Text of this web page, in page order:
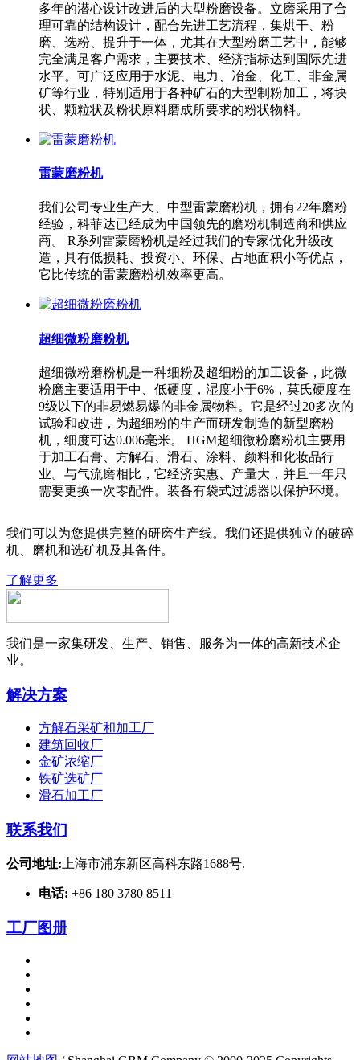
多年的潜心设计改进后的大型粉磨设备。立磨采用了合
理可靠的结构设计，配合先进工艺流程，集烘干、粉
磨、选粉、提升于一体，尤其在大型粉磨工艺中，能够
完全满足客户需求，主要技术、经济指标达到国际先进
水平。可广泛应用于水泥、电力、冶金、化工、非金属
矿等行业，特别适用于各种矿石的大型制粉加工，将块
状、颗粒状及粉状原料磨成所要求的粉状物料。
雷蒙磨粉机
我们公司专业生产大、中型雷蒙磨粉机，拥有22年磨粉
经验，科菲达已经成为中国领先的磨粉机制造商和供应
商。 R系列雷蒙磨粉机是经过我们的专家优化升级改
造，具有低损耗、投资小、环保、占地面积小等优点，
它比传统的雷蒙磨粉机效率更高。
超细微粉磨粉机
超细微粉磨粉机是一种细粉及超细粉的加工设备，此微
粉磨主要适用于中、低硬度，湿度小于6%，莫氏硬度在
9级以下的非易燃易爆的非金属物料。它是经过20多次的
试验和改进，为超细粉的生产而研发制造的新型磨粉
机，细度可达0.006毫米。 HGM超细微粉磨粉机主要用
于加工石膏、方解石、滑石、涂料、颜料和化妆品行
业。与气流磨相比，它经济实惠、产量大，并且一年只
需要更换一次零配件。装备有袋式过滤器以保护环境。
我们可以为您提供完整的研磨生产线。我们还提供独立的破碎
机、磨机和选矿机及其备件。
了解更多
我们是一家集研发、生产、销售、服务为一体的高新技术企
业。
解决方案
方解石采矿和加工厂
建筑回收厂
金矿浓缩厂
铁矿选矿厂
滑石加工厂
联系我们
公司地址: 上海市浦东新区高科东路1688号.
电话: +86 180 3780 8511
工厂图册